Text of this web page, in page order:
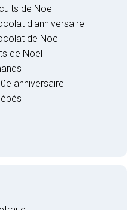
de Noël
d'anniversaire
de Noël
de Noël
anniversaire